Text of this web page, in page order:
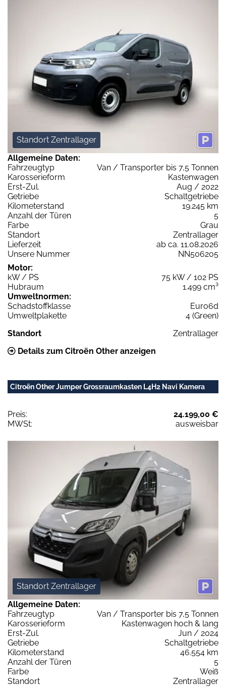
Standort Zentrallager
Allgemeine Daten:
Fahrzeugtyp
Van / Transporter bis 7,5 Tonnen
Karosserieform
Kastenwagen
Erst-Zul.
Aug / 2022
Getriebe
Schaltgetriebe
Kilometerstand
19.245 km
Anzahl der Türen
5
Farbe
Grau
Standort
Zentrallager
Lieferzeit
ab ca. 11.08.2026
Unsere Nummer
NN506205
Motor:
kW / PS
75 kW / 102 PS
Hubraum
1.499 cm³
Umweltnormen:
Schadstoffklasse
Euro6d
Umweltplakette
4 (Green)
Standort
Zentrallager
Details zum Citroën Other anzeigen
Citroën Other Jumper Grossraumkasten L4H2 Navi Kamera
Preis:
24.199,00 €
MWSt:
ausweisbar
Standort Zentrallager
Allgemeine Daten:
Fahrzeugtyp
Van / Transporter bis 7,5 Tonnen
Karosserieform
Kastenwagen hoch & lang
Erst-Zul.
Jun / 2024
Getriebe
Schaltgetriebe
Kilometerstand
46.554 km
Anzahl der Türen
5
Farbe
Weiß
Standort
Zentrallager